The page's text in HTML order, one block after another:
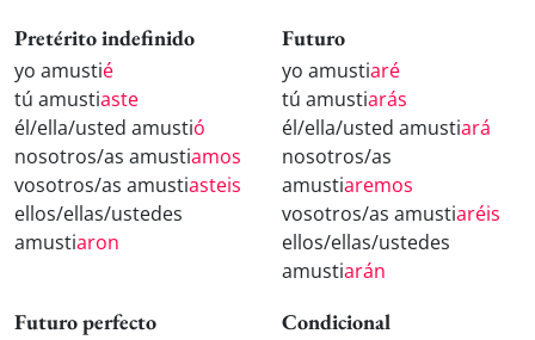
Pretérito indefinido
yo amustié
tú amustiaste
él/ella/usted amustió
nosotros/as amustiamos
vosotros/as amustiasteis
ellos/ellas/ustedes
amustiaron
Futuro
yo amustiaré
tú amustiarás
él/ella/usted amustiará
nosotros/as
amustiaremos
vosotros/as amustiaréis
ellos/ellas/ustedes
amustiarán
Futuro perfecto Condicional